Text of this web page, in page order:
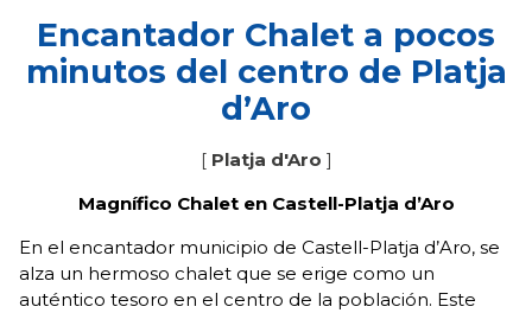
Encantador Chalet a pocos
minutos del centro de Platja
d’Aro
[ Platja d'Aro ]
Magnífico Chalet en Castell-Platja d’Aro
En el encantador municipio de Castell-Platja d’Aro, se
alza un hermoso chalet que se erige como un
auténtico tesoro en el centro de la población. Este